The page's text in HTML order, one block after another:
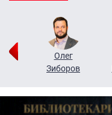
Олег
Зиборов